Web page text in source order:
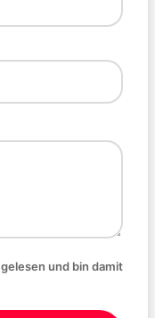
gelesen und bin damit